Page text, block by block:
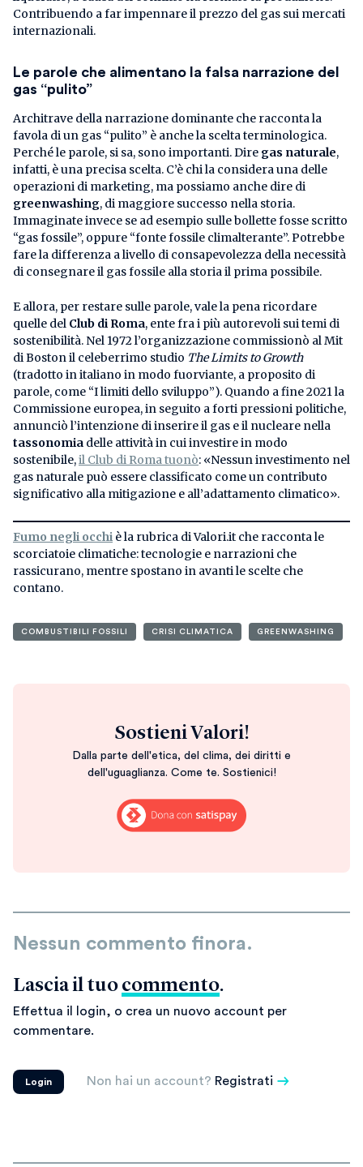
Contribuendo a far impennare il prezzo del gas sui mercati
internazionali.
Le parole che alimentano la falsa narrazione del
gas “pulito”
Architrave della narrazione dominante che racconta la
favola di un gas “pulito” è anche la scelta terminologica.
Perché le parole, si sa, sono importanti. Dire gas naturale,
infatti, è una precisa scelta. C’è chi la considera una delle
operazioni di marketing, ma possiamo anche dire di
greenwashing, di maggiore successo nella storia.
Immaginate invece se ad esempio sulle bollette fosse scritto
“gas fossile”, oppure “fonte fossile climalterante”. Potrebbe
fare la differenza a livello di consapevolezza della necessità
di consegnare il gas fossile alla storia il prima possibile.
E allora, per restare sulle parole, vale la pena ricordare
quelle del Club di Roma, ente fra i più autorevoli sui temi di
sostenibilità. Nel 1972 l’organizzazione commissionò al Mit
di Boston il celeberrimo studio The Limits to Growth
(tradotto in italiano in modo fuorviante, a proposito di
parole, come “I limiti dello sviluppo”). Quando a fine 2021 la
Commissione europea, in seguito a forti pressioni politiche,
annunciò l’intenzione di inserire il gas e il nucleare nella
tassonomia delle attività in cui investire in modo
sostenibile,il Club di Roma tuonò: «Nessun investimento nel
gas naturale può essere classificato come un contributo
significativo alla mitigazione e all’adattamento climatico».
Fumo negli occhi è la rubrica di Valori.it che racconta le
scorciatoie climatiche: tecnologie e narrazioni che
rassicurano, mentre spostano in avanti le scelte che
contano.
COMBUSTIBILI FOSSILI CRISI CLIMATICA GREENWASHING
Sostieni Valori!
Dalla parte dell'etica, del clima, dei diritti e
dell'uguaglianza. Come te. Sostienici!
Nessun commento finora.
Lascia il tuo commento.
Effettua il login, o crea un nuovo account per
commentare.
Login Non hai un account? Registrati